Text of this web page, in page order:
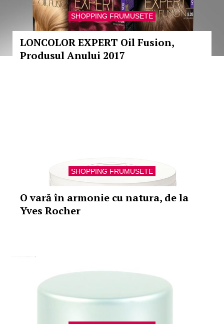
SHOPPING FRUMUSETE
LONCOLOR EXPERT Oil Fusion,
Produsul Anului 2017
SHOPPING FRUMUSETE
O vară în armonie cu natura, de la
Yves Rocher